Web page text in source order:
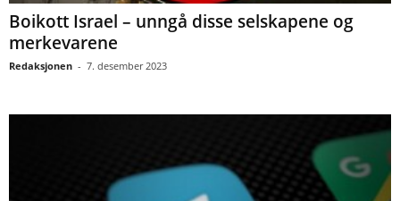
Boikott Israel – unngå disse selskapene og
merkevarene
Redaksjonen - 7. desember 2023